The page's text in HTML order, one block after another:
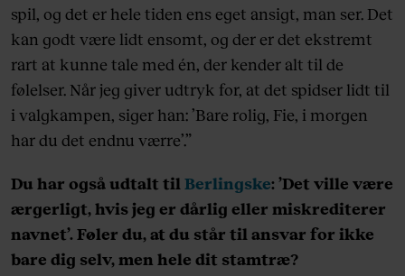
spil, og det er hele tiden ens eget ansigt, man ser. Det
kan godt være lidt ensomt, og der er det ekstremt
rart at kunne tale med én, der kender alt til de
følelser. Når jeg giver udtryk for, at det spidser lidt til
i valgkampen, siger han: ’Bare rolig, Fie, i morgen
har du det endnu værre’.”
Du har også udtalt til Berlingske: ’Det ville være
ærgerligt, hvis jeg er dårlig eller miskrediterer
navnet’. Føler du, at du står til ansvar for ikke
bare dig selv, men hele dit stamtræ?